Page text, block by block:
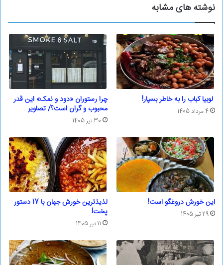
نوشته های مشابه
لوبیا کباب را به خاطر بسپار!
4 مرداد 1405
چرا رستوران «دود و نمک» این قدر
محبوب و گران است؟/ تصاویر
30 تیر 1405
این خورش دروغگو است!
29 تیر 1405
لذیذترین خورش جهان با 17 دستور
پخت!
11 تیر 1405